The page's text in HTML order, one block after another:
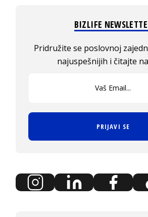
BIZLIFE
Pridružite se poslovnoj
najuspešnijih i čitajte
PRIJAVI SE